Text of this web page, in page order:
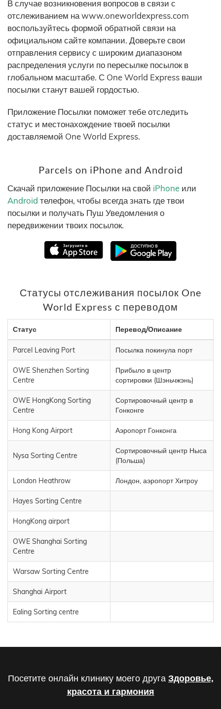
В случае возникновения вопросов в связи с
отслеживанием на www.oneworldexpress.com
воспользуйтесь формой обратной связи на
официальном сайте компании. Доверьте свои
отправления сервису с широким диапазоном
распределения услуги по пересылке посылок в
глобальном масштабе. С One World Express ваши
посылки станут вашей гордостью.
Приложение Посылки поможет тебе отследить
статус и местонахождение твоей посылки
доставляемой One World Express.
Parcels on iPhone and Android
Скачай приложение Посылки на свой iPhone или
Android телефон, чтобы всегда знать где твои
посылки и получать Пуш Уведомления о
передвижении твоих посылок.
Статусы отслеживания посылок One
World Express с переводом
Статус Перевод/Описание
Parcel Leaving Port Посылка покинула порт
OWE Shenzhen Sorting
Centre
Прибыло в центр
сортировки (Шэньчжэнь)
OWE HongKong Sorting
Centre
Сортировочный центр в
Гонконге
Hong Kong Airport Аэропорт Гонконга
Nysa Sorting Centre
Сортировочный центр Ныса
(Польша)
London Heathrow Лондон, аэропорт Хитроу
Hayes Sorting Centre
HongKong airport
OWE Shanghai Sorting
Centre
Warsaw Sorting Centre
Shanghai Airport
Ealing Sorting centre
Посетите онлайн клинику моего друга Здоровье,
красота и гармония